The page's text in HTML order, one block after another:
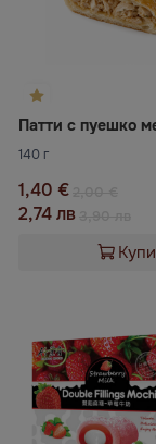
140 г
1,40 €
2,74 лв
Купи